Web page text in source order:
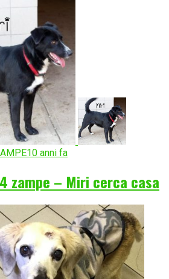
10 anni fa
zampe – Miri cerca casa